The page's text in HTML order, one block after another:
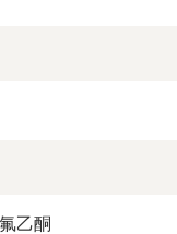
乙酮